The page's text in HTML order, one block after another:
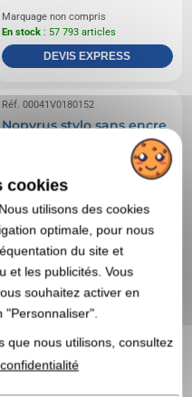
Marquage non compris
En stock : 57 793 articles
DEVIS EXPRESS
Réf. 00041V0180152
Nopyrus stylo sans encre
cookies
Nous utilisons des cookies
optimale, pour nous
du site et
et les publicités. Vous
souhaitez activer en
"Personnaliser".
que nous utilisons, consultez